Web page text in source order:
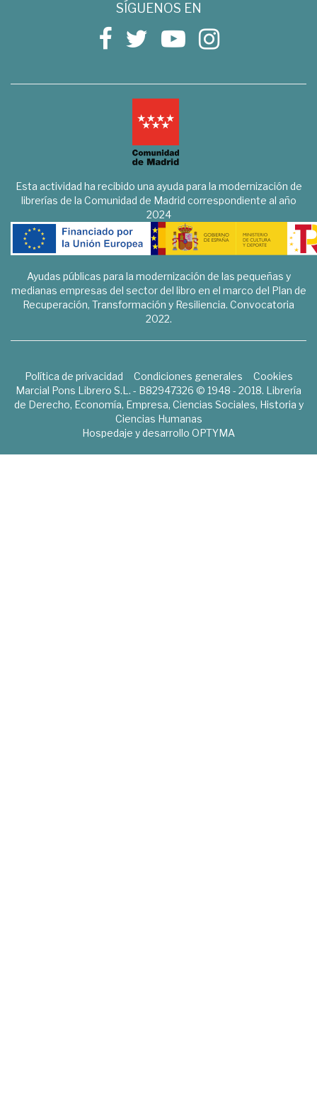
SÍGUENOS EN
Esta actividad ha recibido una ayuda para la modernización de
librerías de la Comunidad de Madrid correspondiente al año
2024
Ayudas públicas para la modernización de las pequeñas y
medianas empresas del sector del libro en el marco del Plan de
Recuperación, Transformación y Resiliencia. Convocatoria
2022.
Política de privacidad Condiciones generales
Cookies
Marcial Pons Librero S.L. - B82947326 © 1948 - 2018. Librería
de Derecho, Economía, Empresa, Ciencias Sociales, Historia y
Ciencias Humanas
Hospedaje y desarrollo OPTYMA